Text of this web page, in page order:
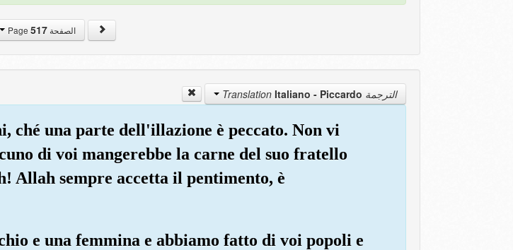
الصفحة Page517
الترجمة Translation Italiano - Piccardo
una parte dell'illazione è peccato. Non vi
di voi mangerebbe la carne del suo fratello
Allah sempre accetta il pentimento, è
e una femmina e abbiamo fatto di voi popoli e